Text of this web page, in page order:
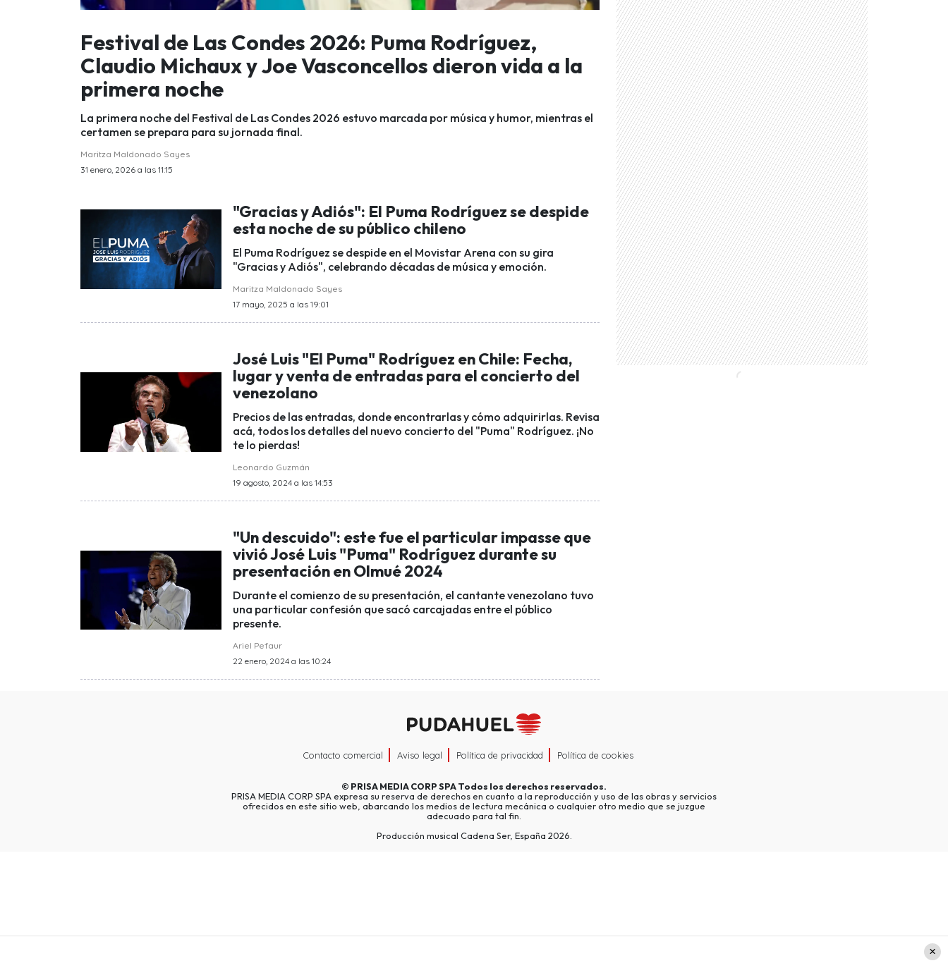
Festival de Las Condes 2026: Puma Rodríguez,
Claudio Michaux y Joe Vasconcellos dieron vida a la
primera noche
La primera noche del Festival de Las Condes 2026 estuvo marcada por música y humor, mientras el
certamen se prepara para su jornada final.
Maritza Maldonado Sayes
31 enero, 2026 a las 11:15
"Gracias y Adiós": El Puma Rodríguez se despide
esta noche de su público chileno
El Puma Rodríguez se despide en el Movistar Arena con su gira
"Gracias y Adiós", celebrando décadas de música y emoción.
Maritza Maldonado Sayes
17 mayo, 2025 a las 19:01
José Luis "El Puma" Rodríguez en Chile: Fecha,
lugar y venta de entradas para el concierto del
venezolano
Precios de las entradas, donde encontrarlas y cómo adquirirlas. Revisa
acá, todos los detalles del nuevo concierto del "Puma" Rodríguez. ¡No
te lo pierdas!
Leonardo Guzmán
19 agosto, 2024 a las 14:53
"Un descuido": este fue el particular impasse que
vivió José Luis "Puma" Rodríguez durante su
presentación en Olmué 2024
Durante el comienzo de su presentación, el cantante venezolano tuvo
una particular confesión que sacó carcajadas entre el público
presente.
Ariel Pefaur
22 enero, 2024 a las 10:24
Contacto comercial Aviso legal Política de privacidad Política de cookies
© PRISA MEDIA CORP SPATodos los derechos reservados.
PRISA MEDIA CORP SPA expresa su reserva de derechos en cuanto a la reproducción y uso de las obras y servicios
ofrecidos en este sitio web, abarcando los medios de lectura mecánica o cualquier otro medio que se juzgue
adecuado para tal fin.
Producción musical Cadena Ser, España 2026.